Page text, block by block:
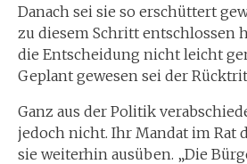
Danach sei sie so erschüttert
zu diesem Schritt entschlossen
die Entscheidung nicht leicht
Geplant gewesen sei der
Ganz aus der Politik
jedoch nicht. Ihr Mandat im Rat
sie weiterhin ausüben. „Die